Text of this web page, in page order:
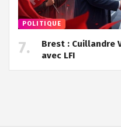
POLITIQUE
Brest : Cuillandre
avec LFI